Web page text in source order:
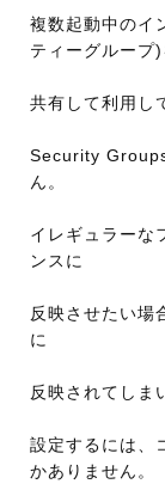
複数起動中のイ
ティーグループ)
共有して利用し
Security
ん。
イレギュラーな
ンスに
反映させたい場
に
反映されてしま
設定するには、
かありません。